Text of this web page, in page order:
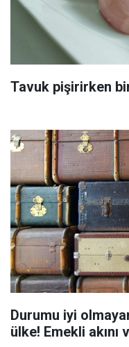
Tavuk pişirirken
Durumu iyi
ülke! Emekli akını